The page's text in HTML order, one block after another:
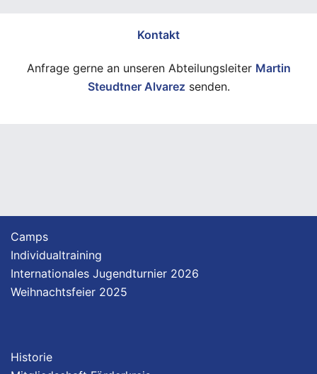
Kontakt
Anfrage gerne an unseren Abteilungsleiter Martin
Steudtner Alvarez senden.
Camps
Individualtraining
Internationales Jugendturnier 2026
Weihnachtsfeier 2025
Historie